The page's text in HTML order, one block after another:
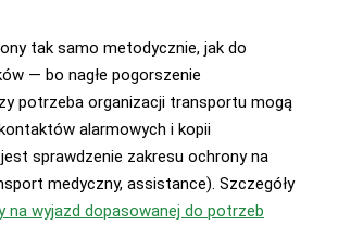
tak samo metodycznie, jak do
— bo nagłe pogorszenie
potrzeba organizacji transportu mogą
alarmowych i kopii
sprawdzenie zakresu ochrony na
medyczny, assistance). Szczegóły
na wyjazd dopasowanej do potrzeb